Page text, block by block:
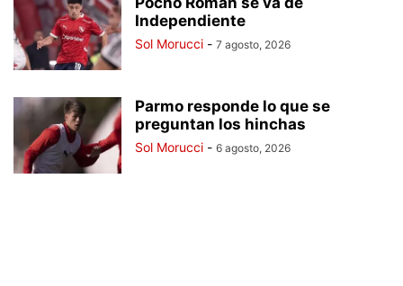
Independiente
Sol Morucci - 7 agosto, 2026
Parmo responde lo que se
preguntan los hinchas
Sol Morucci - 6 agosto, 2026